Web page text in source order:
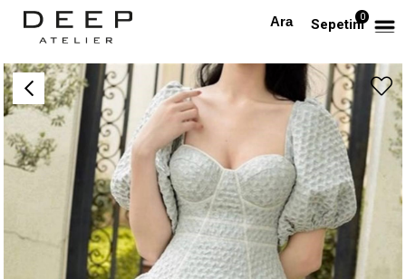
Sepetim0
Anasayfa TÜM ELBİSELER Kalp Yaka Sırtı Fiyonklu Balon Etekli Tasarım Elbise